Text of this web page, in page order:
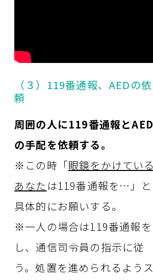
（３）119番通報、AEDの依
頼
周囲の人に119番通報とAED
の手配を依頼する。
※この時「眼鏡をかけている
あなた は119番通報を…」と
具体的にお願いする。
※一人の場合は119番通報を
し、通信司令員の指示に従
う。処置を進められるようス